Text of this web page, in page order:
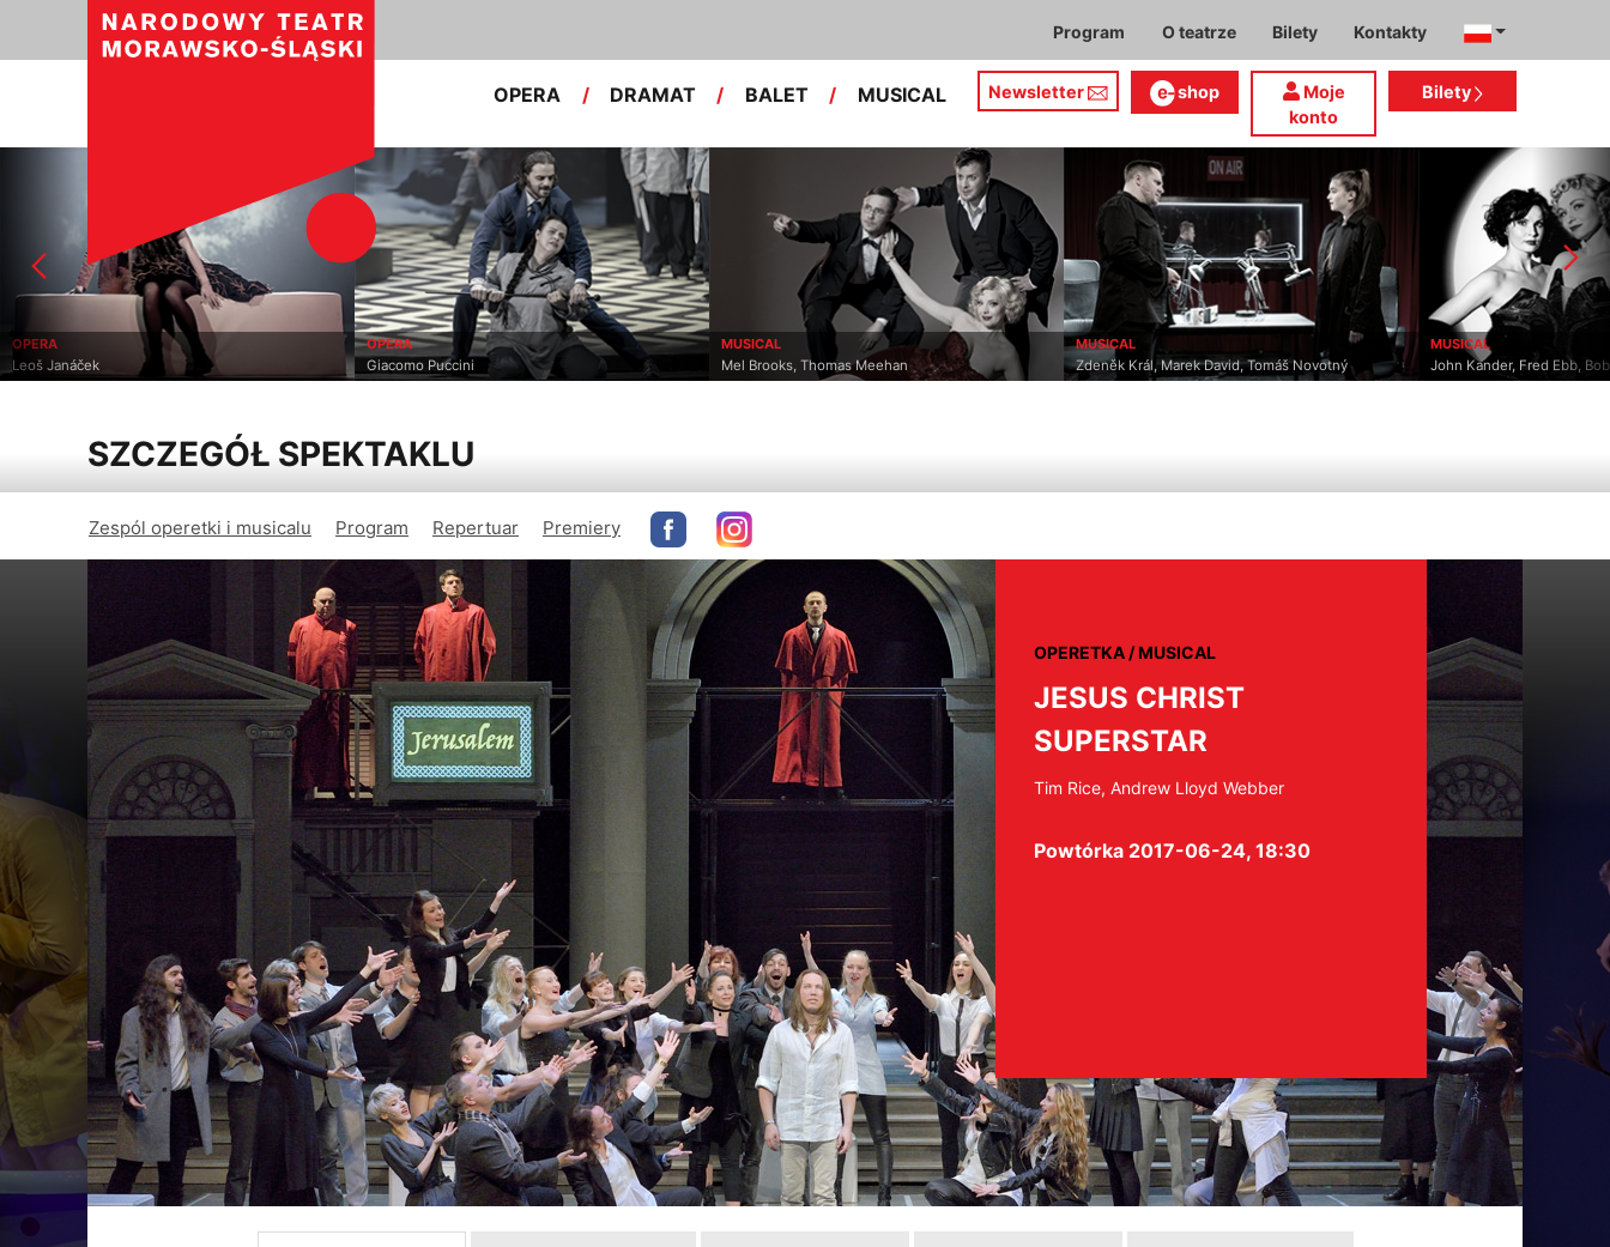
Program O teatrze Bilety Kontakty
OPERA / DRAMAT / BALET / MUSICAL Newsletter shop
Moje
konto
Bilety
OPERA
Leoš Janáček
OPERA
Giacomo Puccini
MUSICAL
Mel Brooks, Thomas Meehan
MUSICAL
Zdeněk Král, Marek David, Tomáš Novotný
MUSICAL
John Kander, Fred Ebb,
SZCZEGÓŁ SPEKTAKLU
Zespól operetki i musicalu Program Repertuar Premiery
OPERETKA / MUSICAL
JESUS CHRIST
SUPERSTAR
Tim Rice, Andrew Lloyd Webber
Powtórka 2017-06-24, 18:30